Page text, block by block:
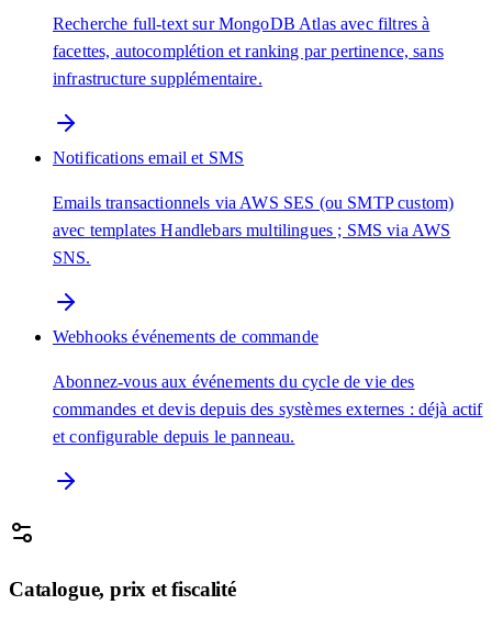
Recherche full-text sur MongoDB Atlas avec filtres à
facettes, autocomplétion et ranking par pertinence, sans
infrastructure supplémentaire.
Notifications email et SMS
Emails transactionnels via AWS SES (ou SMTP custom)
avec templates Handlebars multilingues ; SMS via AWS
SNS.
Webhooks événements de commande
Abonnez-vous aux événements du cycle de vie des
commandes et devis depuis des systèmes externes : déjà actif
et configurable depuis le panneau.
Catalogue, prix et fiscalité